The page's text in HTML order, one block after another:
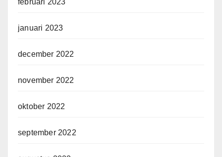
februari 2023
januari 2023
december 2022
november 2022
oktober 2022
september 2022